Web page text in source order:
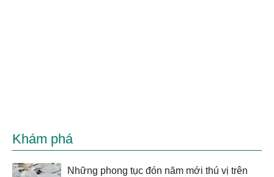
Khám phá
Những phong tục đón năm mới thú vị trên